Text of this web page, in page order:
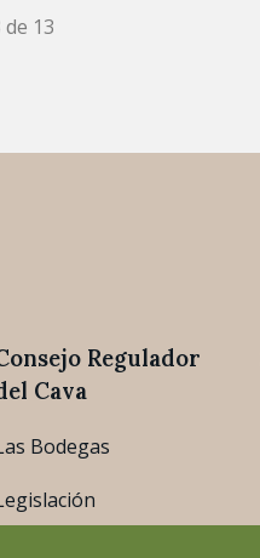
13
Regulador
Cava
Bodegas